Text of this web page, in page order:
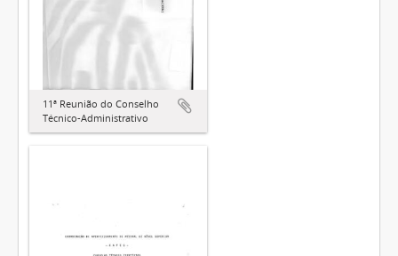
11ª Reunião do Conselho
Técnico-Administrativo